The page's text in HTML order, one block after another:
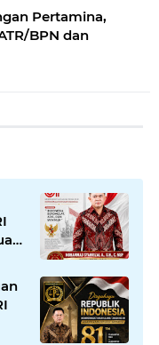
Pertamina,
BPN dan